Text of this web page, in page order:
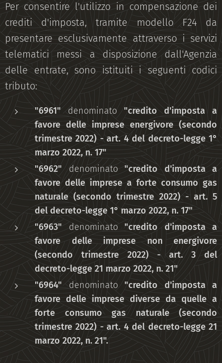
Per consentire l'utilizzo in compensazione dei
crediti d'imposta, tramite modello F24 da
presentare esclusivamente attraverso i servizi
telematici messi a disposizione dall'Agenzia
delle entrate, sono istituiti i seguenti codici
tributo:
"6961"denominato "credito d'imposta a
favore delle imprese energivore (secondo
trimestre 2022) - art. 4 del decreto-legge 1°
marzo 2022, n. 17"
"6962" denominato "credito d'imposta a
favore delle imprese a forte consumo gas
naturale (secondo trimestre 2022) - art. 5
del decreto-legge 1° marzo 2022, n. 17"
"6963" denominato "credito d'imposta a
favore delle imprese non energivore
(secondo trimestre 2022) - art. 3 del
decreto-legge 21 marzo 2022, n. 21"
"6964" denominato "credito d'imposta a
favore delle imprese diverse da quelle a
forte consumo gas naturale (secondo
trimestre 2022) - art. 4 del decreto-legge 21
marzo 2022, n. 21".